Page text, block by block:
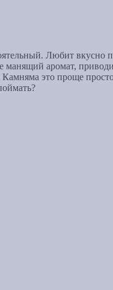
Любит
манящий аромат,
это проще